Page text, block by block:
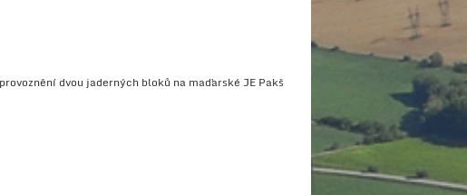
dvou jaderných bloků na maďarské JE Pakš